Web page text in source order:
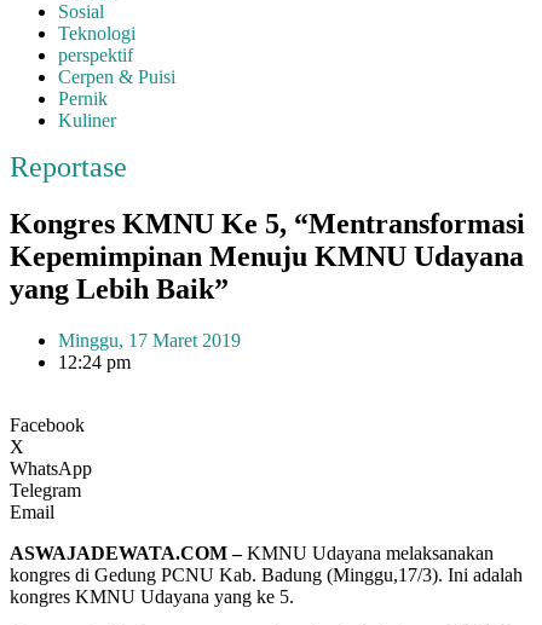
Sosial
Teknologi
perspektif
Cerpen & Puisi
Pernik
Kuliner
Reportase
Kongres KMNU Ke 5, “Mentransformasi
Kepemimpinan Menuju KMNU Udayana
yang Lebih Baik”
Minggu, 17 Maret 2019
12:24 pm
Facebook
X
WhatsApp
Telegram
Email
ASWAJADEWATA.COM –KMNU Udayana melaksanakan
kongres di Gedung PCNU Kab. Badung (Minggu,17/3). Ini adalah
kongres KMNU Udayana yang ke 5.